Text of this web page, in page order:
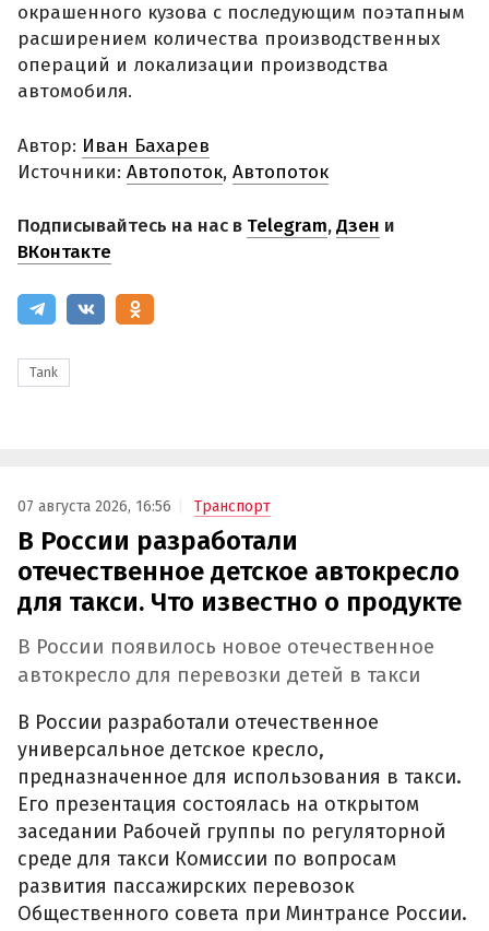
окрашенного кузова с последующим поэтапным
расширением количества производственных
операций и локализации производства
автомобиля.
Автор: Иван Бахарев
Источники: Автопоток, Автопоток
Подписывайтесь на нас в Telegram,Дзен и
ВКонтакте
Tank
07 августа 2026, 16:56 Транспорт
В России разработали
отечественное детское автокресло
для такси. Что известно о продукте
В России появилось новое отечественное
автокресло для перевозки детей в такси
В России разработали отечественное
универсальное детское кресло,
предназначенное для использования в такси.
Его презентация состоялась на открытом
заседании Рабочей группы по регуляторной
среде для такси Комиссии по вопросам
развития пассажирских перевозок
Общественного совета при Минтрансе России.